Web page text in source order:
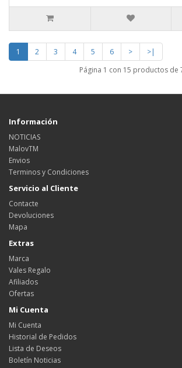
1 2 3 4 5 6 >
>|
Página 1 con 15 productos de
Información
NOTICIAS
MalovTM
Envios
Terminos y Condiciones
Servicio al Cliente
Contacte
Devoluciones
Mapa
Extras
Marca
Vales Regalo
Afiliados
Ofertas
Mi Cuenta
Mi Cuenta
Historial de Pedidos
Lista de Deseos
Boletín Noticias